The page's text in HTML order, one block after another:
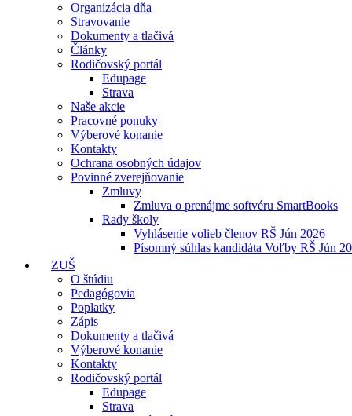
Organizácia dňa
Stravovanie
Dokumenty a tlačivá
Články
Rodičovský portál
Edupage
Strava
Naše akcie
Pracovné ponuky
Výberové konanie
Kontakty
Ochrana osobných údajov
Povinné zverejňovanie
Zmluvy
Zmluva o prenájme softvéru SmartBooks
Rady školy
Vyhlásenie volieb členov RŠ Jún 2026
Písomný súhlas kandidáta Voľby RŠ Jún
ZUŠ
O štúdiu
Pedagógovia
Poplatky
Zápis
Dokumenty a tlačivá
Výberové konanie
Kontakty
Rodičovský portál
Edupage
Strava